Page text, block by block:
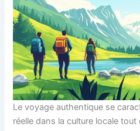
Le voyage authentique se
réelle dans la culture locale